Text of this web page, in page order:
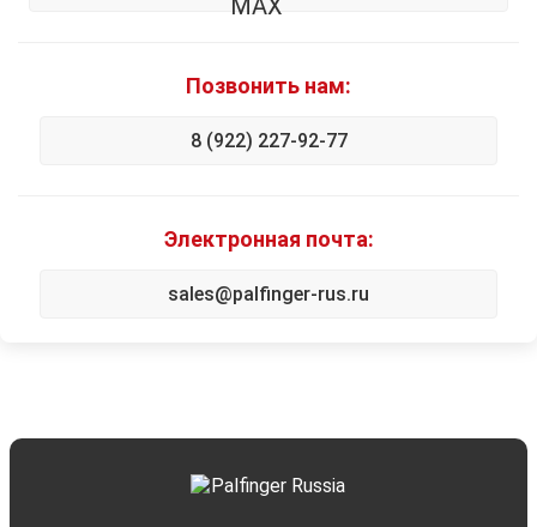
Позвонить нам:
8 (922) 227-92-77
Электронная почта:
sales@palfinger-rus.ru